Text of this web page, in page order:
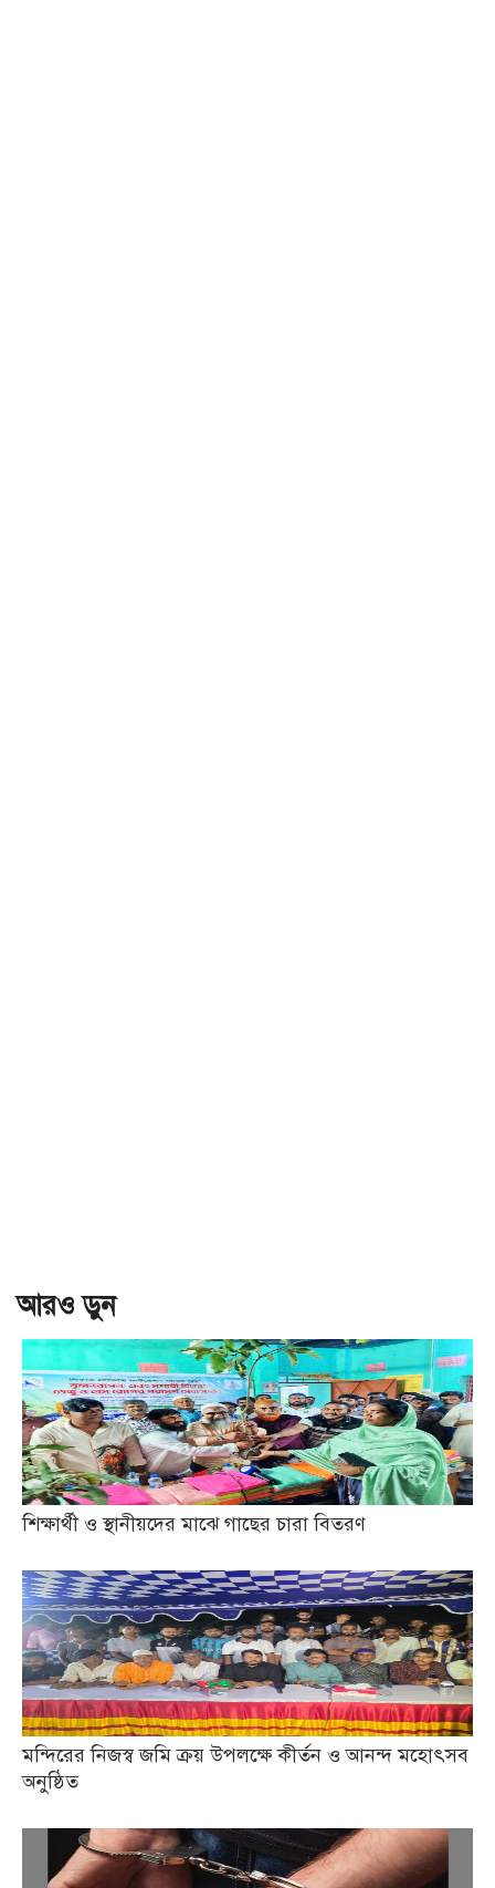
আরও ড়ুন
শিক্ষার্থী ও স্থানীয়দের মাঝে গাছের চারা বিতরণ
মন্দিরের নিজস্ব জমি ক্রয় উপলক্ষে কীর্তন ও আনন্দ মহোৎসব
অনুষ্ঠিত